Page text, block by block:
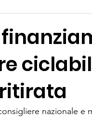
per biciclette
nazionale e